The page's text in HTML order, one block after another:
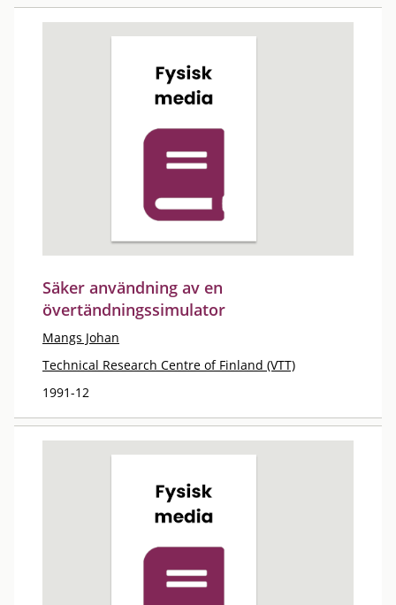
Säker användning av en
övertändningssimulator
Mangs Johan
Technical Research Centre of Finland (VTT)
1991-12